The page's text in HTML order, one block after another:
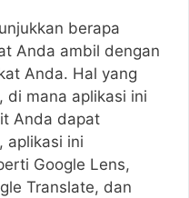
berapa
Anda ambil dengan
Anda. Hal yang
di mana aplikasi ini
Anda dapat
aplikasi ini
Google Lens,
Translate, dan